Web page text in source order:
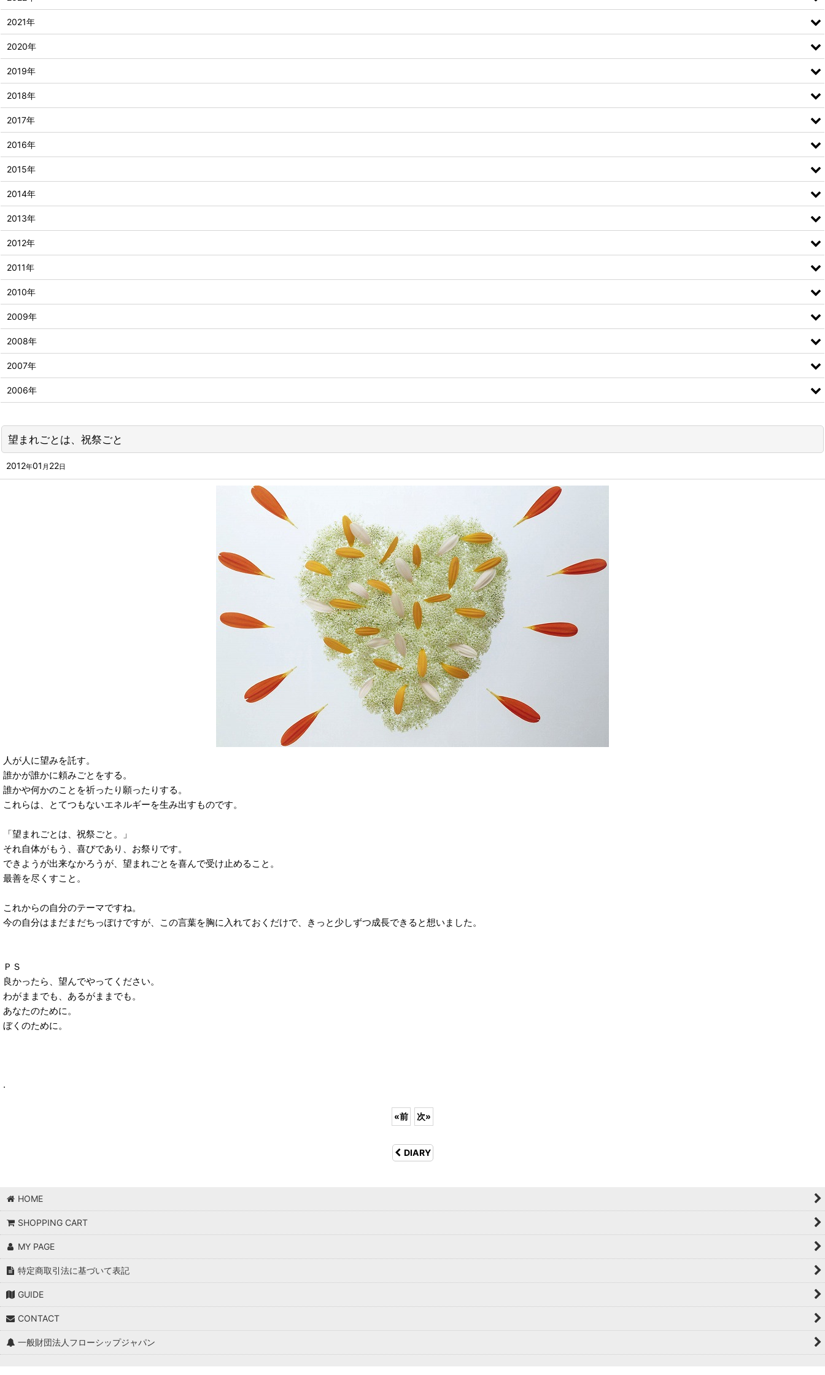
望まれごとは、祝祭ごと
2012年01 月 22日
人が人に望みを託す。
誰かが誰かに頼みごとをする。
誰かや何かのことを祈ったり願ったりする。
これらは、とてつもないエネルギーを生み出すものです。
「望まれごとは、祝祭ごと。」
それ自体がもう、喜びであり、お祭りです。
できようが出来なかろうが、望まれごとを喜んで受け止めること。
最善を尽くすこと。
これからの自分のテーマですね。
今の自分はまだまだちっぽけですが、この言葉を胸に入れておくだけで、きっと少しずつ成長できると想いました。
ＰＳ
良かったら、望んでやってください。
わがままでも、あるがままでも。
あなたのために。
ぼくのために。
.
«前 次»
DIARY
2021年
2020年
2019年
2018年
2017年
2016年
2015年
2014年
2013年
2012年
2011年
2010年
2009年
2008年
2007年
2006年
HOME
SHOPPING CART
MY PAGE
特定商取引法に基づいて表記
GUIDE
CONTACT
一般財団法人フローシップジャパン